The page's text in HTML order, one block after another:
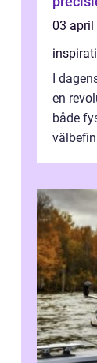
03 april
I
en
både